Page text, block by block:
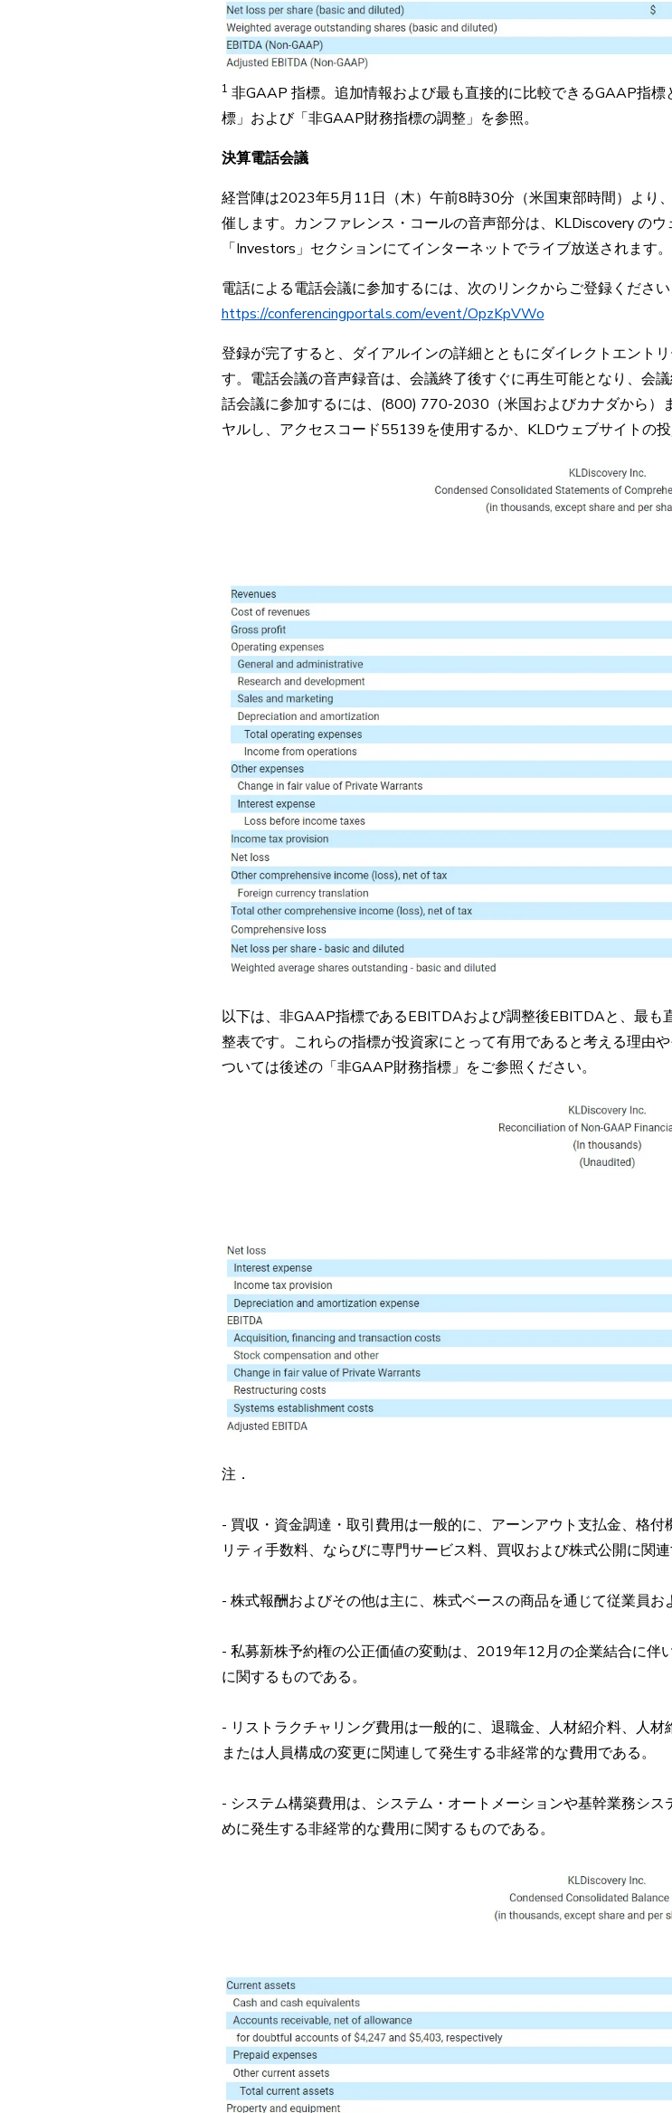
1 非GAAP 指標。追加情報および最も直接的に比較できるGAAP指
標」および「非GAAP財務指標の調整」を参照。
決算電話会議
経営陣は2023年5月11日（木）午前8時30分（米国東部時間）より
催します。カンファレンス・コールの音声部分は、KLDiscovery のウ
「Investors」セクションにてインターネットでライブ放送されます。
電話による電話会議に参加するには、次のリンクからご登録ください
https://conferencingportals.com/event/OpzKpVWo
登録が完了すると、ダイアルインの詳細とともにダイレクトエント
す。電話会議の音声録音は、会議終了後すぐに再生可能となり、会
話会議に参加するには、(800) 770-2030（米国およびカナダから
ヤルし、アクセスコード55139を使用するか、KLDウェブサイトの投
以下は、非GAAP指標であるEBITDAおよび調整後EBITDAと、最も
整表です。これらの指標が投資家にとって有用であると考える理由
ついては後述の「非GAAP財務指標」をご参照ください。
注．
- 買収・資金調達・取引費用は一般的に、アーンアウト支払金、格
リティ手数料、ならびに専門サービス料、買収および株式公開に関
- 株式報酬およびその他は主に、株式ベースの商品を通じて従業員お
- 私募新株予約権の公正価値の変動は、2019年12月の企業結合に伴
に関するものである。
- リストラクチャリング費用は一般的に、退職金、人材紹介料、人
または人員構成の変更に関連して発生する非経常的な費用である。
- システム構築費用は、システム・オートメーションや基幹業務シ
めに発生する非経常的な費用に関するものである。